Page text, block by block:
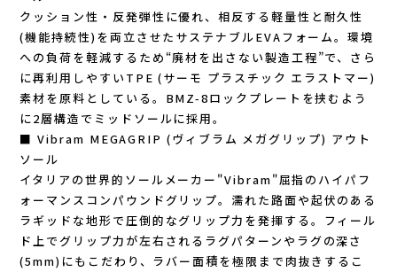
コー)
STATIC(スタティック)
THE NORTH FACE(ノースフェイス)
TETON BROS(ティートンブロス)
THY (ティーエイチワイ)
Topo Athletic (トポ アスレチック)
クッション性・反発弾性に優れ、相反する軽量性と耐久性
(機能持続性)を両立させたサステナブルEVAフォーム。環境
への負荷を軽減するため“廃材を出さない製造工程”で、さら
に再利用しやすいTPE (サーモ プラスチック エラストマー)
素材を原料としている。BMZ-8ロックプレートを挟むよう
に2層構造でミッドソールに採用。
■ Vibram MEGAGRIP (ヴィブラム メガグリップ) アウト
ソール
イタリアの世界的ソールメーカー"Vibram"屈指のハイパフ
ォーマンスコンパウンドグリップ。濡れた路面や起伏のある
ラギッドな地形で圧倒的なグリップ力を発揮する。フィール
ド上でグリップ力が左右されるラグパターンやラグの深さ
(5mm)にもこだわり、ラバー面積を極限まで肉抜きするこ